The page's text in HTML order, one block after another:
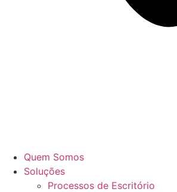
Quem Somos
Soluções
Processos de Escritório